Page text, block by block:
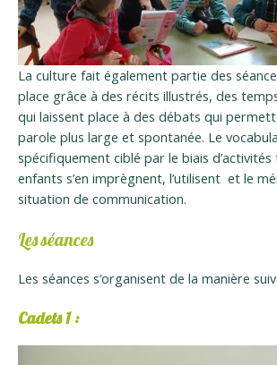
La culture fait également partie des
place grâce à des récits illustrés, des
qui laissent place à des débats qui
parole plus large et spontanée. Le
spécifiquement ciblé par le biais
enfants s’en imprègnent, l’utilisent et le
situation de communication.
Les séances
Les séances s’organisent de la manière
Cadets 1 :